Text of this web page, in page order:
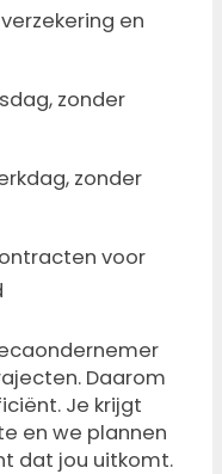
en
zonder
zonder
voor
Daarom
Je krijgt
en we plannen
dat jou uitkomt.